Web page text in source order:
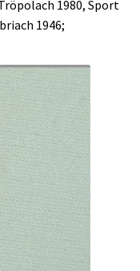
1980, Sport
1946;